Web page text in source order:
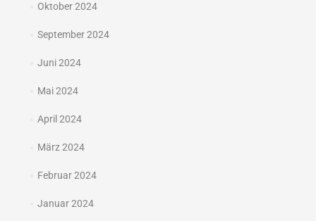
Oktober 2024
September 2024
Juni 2024
Mai 2024
April 2024
März 2024
Februar 2024
Januar 2024